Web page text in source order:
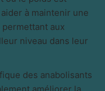
à maintenir une
aux
niveau dans leur
des anabolisants